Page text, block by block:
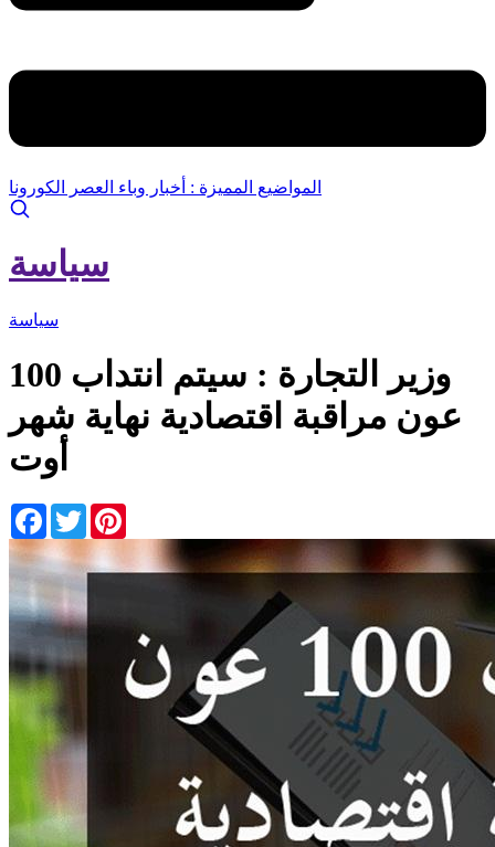
المواضيع المميزة : أخبار وباء العصر الكورونا
سياسة
سياسة
وزير التجارة : سيتم انتداب 100
عون مراقبة اقتصادية نهاية شهر
أوت
Facebook
Twitter